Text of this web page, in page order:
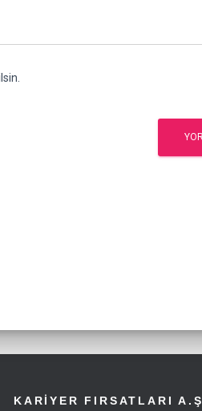
KARİYER FIRSATLARI A.Ş